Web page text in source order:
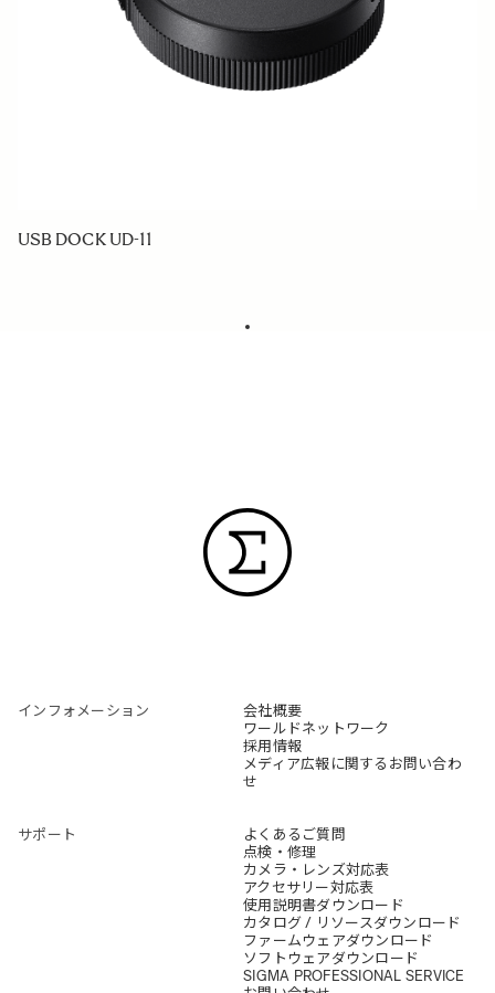
USB DOCK UD-11
インフォメーション
会社概要
ワールドネットワーク
採用情報
メディア広報に関するお問い合わ
せ
サポート
よくあるご質問
点検・修理
カメラ・レンズ対応表
アクセサリー対応表
使用説明書ダウンロード
カタログ / リソースダウンロード
ファームウェアダウンロード
ソフトウェアダウンロード
SIGMA PROFESSIONAL SERVICE